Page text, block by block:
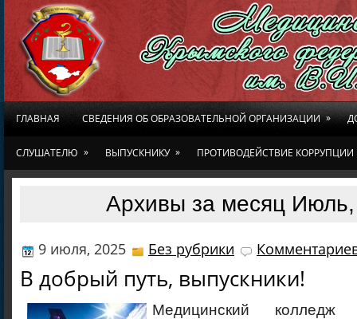
ГЛАВНАЯ СВЕДЕНИЯ ОБ ОБРАЗОВАТЕЛЬНОЙ ОРГАНИЗАЦИИ »
СЛУШАТЕЛЮ » ВЫПУСКНИКУ » ПРОТИВОДЕЙСТВИЕ КОРРУПЦИИ
Архивы за месяц
9 июля, 2025 Без рубрики
В добрый путь, выпускники!
Медицинский колледж